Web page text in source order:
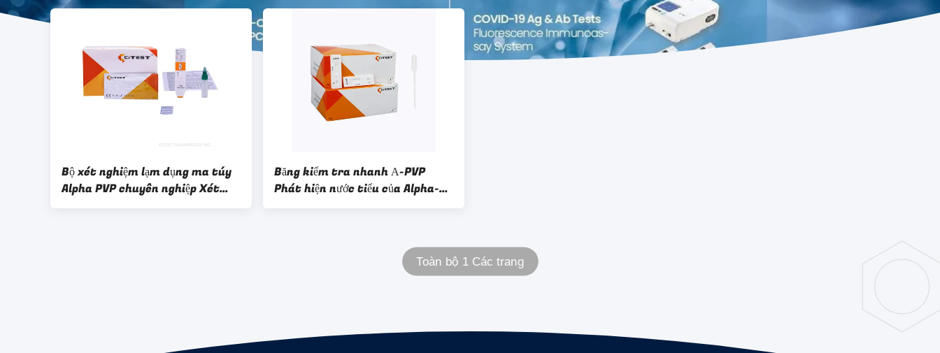
Bộ xét nghiệm lạm dụng ma túy
Alpha PVP chuyên nghiệp Xét
nghiệm miễn dịch sắc ký
Băng kiểm tra nhanh Α-PVP
Phát hiện nước tiểu của Alpha-
Pyrrolidinovalerophenone
Toàn bộ 1 Các trang